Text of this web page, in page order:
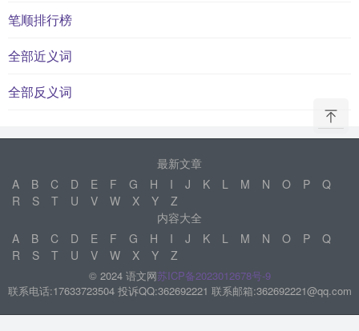
笔顺排行榜
全部近义词
全部反义词
最新文章
A
B C D E F G H I J K L M N O P
Q
R
S T U V W X Y
Z
内容大全
A
B C D E F G H I J K L M N O P
Q
R
S T U V W X Y Z
© 2024 语文网苏ICP备2023012678号-9
联系电话:17633723504 投诉QQ:362692221 联系邮箱:362692221@qq.com